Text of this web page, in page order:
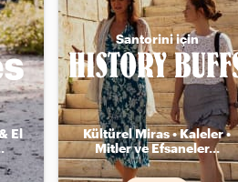
El
Santorini için
Kültürel Miras • Kaleler •
Mitler ve Efsaneler...